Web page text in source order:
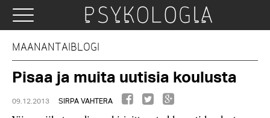
MAANANTAIBLOGI
Pisaa ja muita uutisia koulusta
09.12.2013 SIRPA VAHTERA